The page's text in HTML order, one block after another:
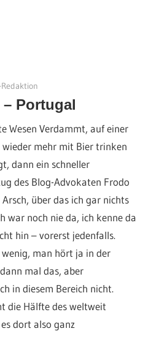
– Portugal
Wesen Verdammt, auf einer
mehr mit Bier trinken
dann ein schneller
des Blog-Advokaten Frodo
über das ich gar nichts
war noch nie da, ich kenne da
hin – vorerst jedenfalls.
man hört ja in der
mal das, aber
in diesem Bereich nicht.
die Hälfte des weltweit
dort also ganz